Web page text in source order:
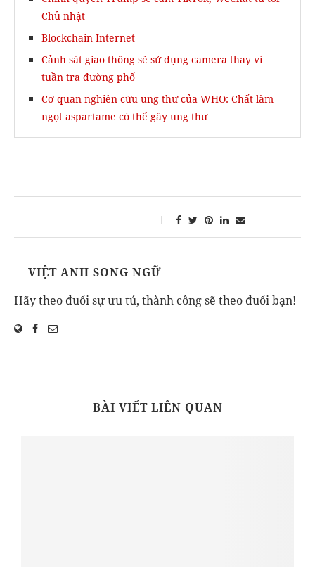
Chủ nhật
Blockchain Internet
Cảnh sát giao thông sẽ sử dụng camera thay vì
tuần tra đường phố
Cơ quan nghiên cứu ung thư của WHO: Chất làm
ngọt aspartame có thể gây ung thư
VIỆT ANH SONG NGỮ
Hãy theo đuổi sự ưu tú, thành công sẽ theo đuổi bạn!
BÀI VIẾT LIÊN QUAN